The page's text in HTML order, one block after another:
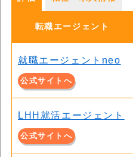
転職エージェント
就職エージェントneo
公式サイトへ
LHH就活エージェント
公式サイトへ